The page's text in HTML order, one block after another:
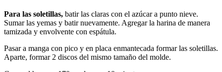
Para las soletillas, batir las claras con el azúcar a punto nieve.
Sumar las yemas y batir nuevamente. Agregar la harina de manera
tamizada y envolvente con espátula.
Pasar a manga con pico y en placa enmantecada formar las soletillas.
Aparte, formar 2 discos del mismo tamaño del molde.